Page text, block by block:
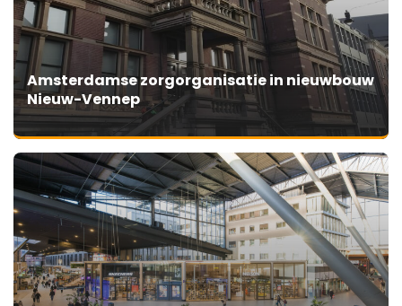
Amsterdamse zorgorganisatie in nieuwbouw
Nieuw-Vennep